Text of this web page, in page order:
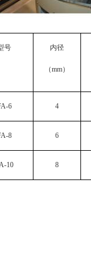
号 内径
（mm）
6 4
8 6
10 8